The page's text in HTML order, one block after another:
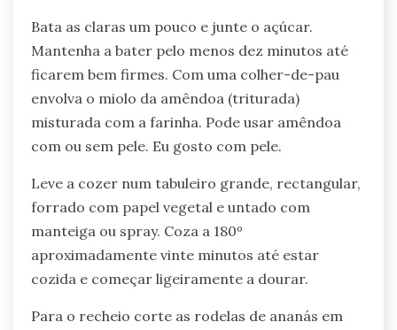
Bata as claras um pouco e junte o açúcar.
Mantenha a bater pelo menos dez minutos até
ficarem bem firmes. Com uma colher-de-pau
envolva o miolo da amêndoa (triturada)
misturada com a farinha. Pode usar amêndoa
com ou sem pele. Eu gosto com pele.
Leve a cozer num tabuleiro grande, rectangular,
forrado com papel vegetal e untado com
manteiga ou spray. Coza a 180º
aproximadamente vinte minutos até estar
cozida e começar ligeiramente a dourar.
Para o recheio corte as rodelas de ananás em